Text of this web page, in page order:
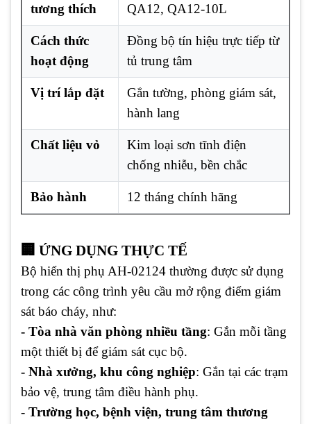
tương thích
QA12, QA12-10L
Cách thức
hoạt động
Đồng bộ tín hiệu trực tiếp từ
tủ trung tâm
Vị trí lắp đặt
Gắn tường, phòng giám sát,
hành lang
Chất liệu vỏ
Kim loại sơn tĩnh điện
chống nhiễu, bền chắc
Bảo hành 12 tháng chính hãng
🏢 ỨNG DỤNG THỰC TẾ
Bộ hiển thị phụ AH-02124 thường được sử dụng
trong các công trình yêu cầu mở rộng điểm giám
sát báo cháy, như:
- Tòa nhà văn phòng nhiều tầng: Gắn mỗi tầng
một thiết bị để giám sát cục bộ.
- Nhà xưởng, khu công nghiệp: Gắn tại các trạm
bảo vệ, trung tâm điều hành phụ.
- Trường học, bệnh viện, trung tâm thương